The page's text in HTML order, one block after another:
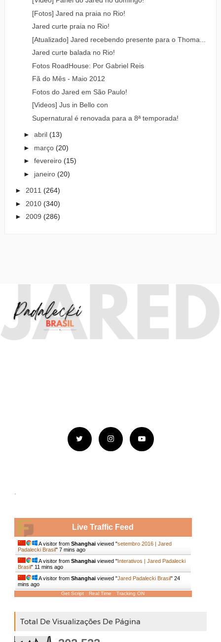
[Fotos] Jared na praia no Rio!
Jared curte praia no Rio!
[Atualizado] Jared recebendo presente para o Thoma...
Jared curte balada no Rio!
Fotos RoadHouse: Por Gabriel Reis
Fã do Mês - Maio 2012
Fotos do Jared em São Paulo!
[Videos] Jus in Bello con
Supernatural é renovada para a 8ª temporada!
► abril (13)
► março (20)
► fevereiro (15)
► janeiro (20)
► 2011 (264)
► 2010 (340)
► 2009 (286)
.
Live Traffic Feed
A visitor from Shanghaiviewed "setembro 2016 | Jared
Padalecki Brasil" 7 mins ago
A visitor from Shanghaiviewed "Interativos | Jared Padalecki
Brasil" 11 mins ago
A visitor from Shanghaiviewed "Jared Padalecki Brasil" 24
mins ago
Get Script Real Time Tracking ON
Total De Visualizações De Página